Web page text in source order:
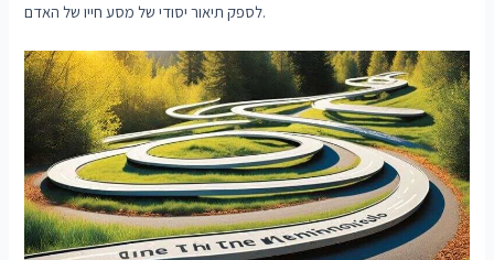
לספק תיאור יסודי של מסע חייו של האדם.